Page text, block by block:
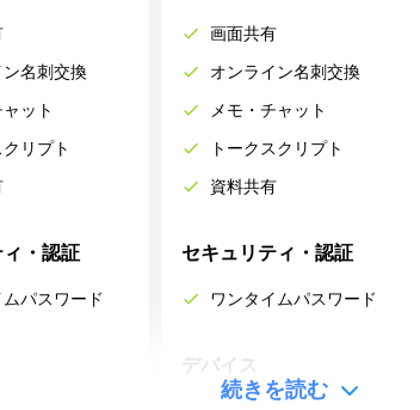
名刺交換
ット
クリプト
・認証
パスワード
画面共有
オンライン名刺交換
メモ・チャット
トークスクリプト
資料共有
セキュリティ・認証
ワンタイムパスワード
デバイス
続きを読む